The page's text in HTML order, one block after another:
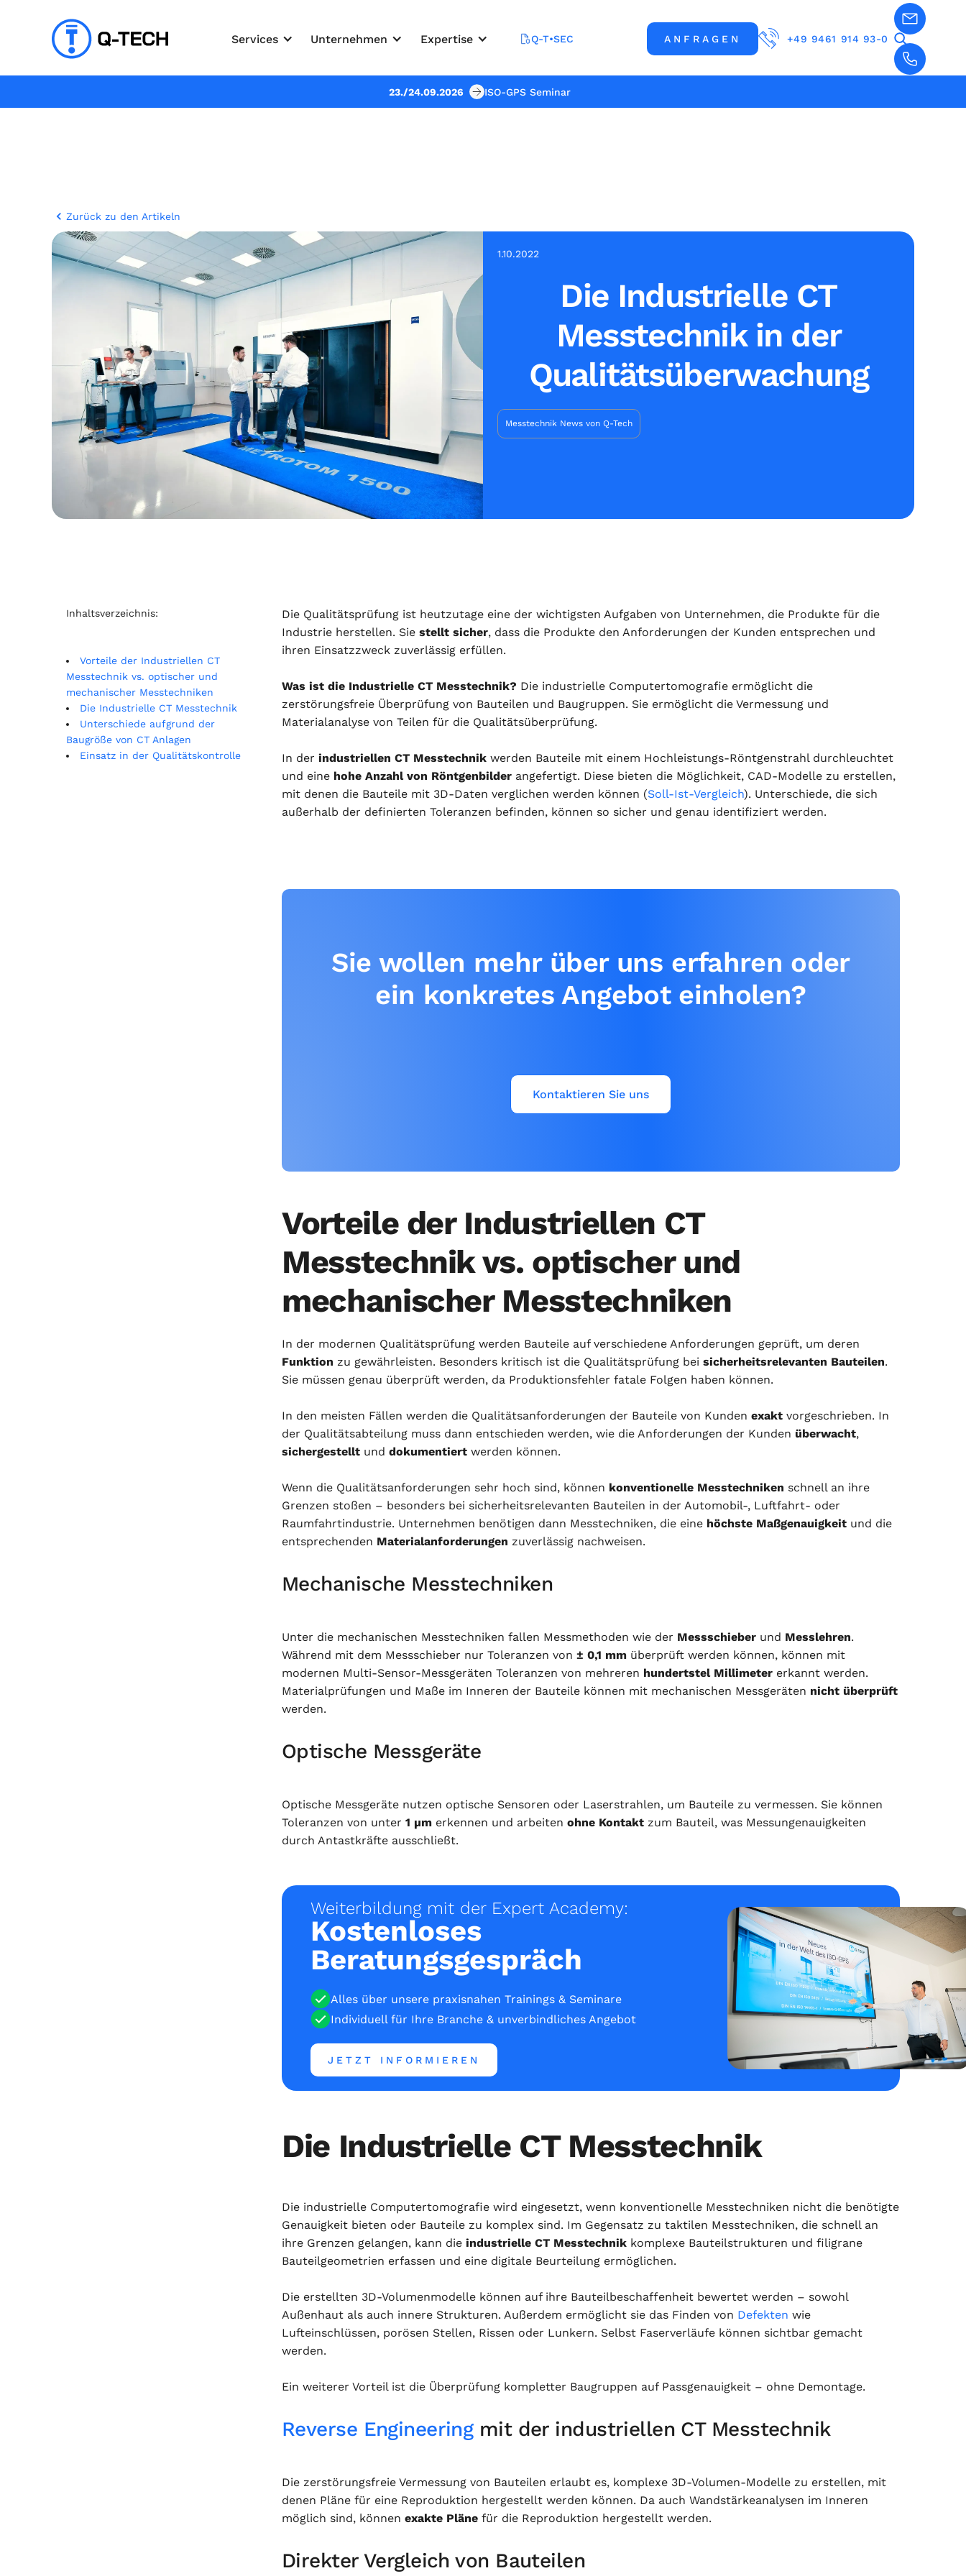
Services Unternehmen Expertise Q-T•SEC ANFRAGEN +49 9461 914 93-0
23./24.09.2026 ISO-GPS Seminar
Zurück zu den Artikeln
1.10.2022
Die Industrielle CT
Messtechnik in der
Qualitätsüberwachung
Messtechnik News von Q-Tech
Inhaltsverzeichnis:
Vorteile der Industriellen CT
Messtechnik vs. optischer und
mechanischer Messtechniken
Die Industrielle CT Messtechnik
Unterschiede aufgrund der
Baugröße von CT Anlagen
Einsatz in der Qualitätskontrolle
Die Qualitätsprüfung ist heutzutage eine der wichtigsten Aufgaben von Unternehmen, die Produkte für die
Industrie herstellen. Sie stellt sicher, dass die Produkte den Anforderungen der Kunden entsprechen und
ihren Einsatzzweck zuverlässig erfüllen.
Was ist die Industrielle CT Messtechnik? Die industrielle Computertomografie ermöglicht die
zerstörungsfreie Überprüfung von Bauteilen und Baugruppen. Sie ermöglicht die Vermessung und
Materialanalyse von Teilen für die Qualitätsüberprüfung.
In der industriellen CT Messtechnik werden Bauteile mit einem Hochleistungs-Röntgenstrahl durchleuchtet
und eine hohe Anzahl von Röntgenbilder angefertigt. Diese bieten die Möglichkeit, CAD-Modelle zu erstellen,
mit denen die Bauteile mit 3D-Daten verglichen werden können (Soll-Ist-Vergleich). Unterschiede, die sich
außerhalb der definierten Toleranzen befinden, können so sicher und genau identifiziert werden.
Sie wollen mehr über uns erfahren oder
ein konkretes Angebot einholen?
Kontaktieren Sie uns
Vorteile der Industriellen CT
Messtechnik vs. optischer und
mechanischer Messtechniken
In der modernen Qualitätsprüfung werden Bauteile auf verschiedene Anforderungen geprüft, um deren
Funktion zu gewährleisten. Besonders kritisch ist die Qualitätsprüfung bei sicherheitsrelevanten Bauteilen.
Sie müssen genau überprüft werden, da Produktionsfehler fatale Folgen haben können.
In den meisten Fällen werden die Qualitätsanforderungen der Bauteile von Kunden exakt vorgeschrieben. In
der Qualitätsabteilung muss dann entschieden werden, wie die Anforderungen der Kunden überwacht,
sichergestellt und dokumentiert werden können.
Wenn die Qualitätsanforderungen sehr hoch sind, können konventionelle Messtechniken schnell an ihre
Grenzen stoßen – besonders bei sicherheitsrelevanten Bauteilen in der Automobil-, Luftfahrt- oder
Raumfahrtindustrie. Unternehmen benötigen dann Messtechniken, die eine höchste Maßgenauigkeit und die
entsprechenden Materialanforderungen zuverlässig nachweisen.
Mechanische Messtechniken
Unter die mechanischen Messtechniken fallen Messmethoden wie der Messschieber und Messlehren.
Während mit dem Messschieber nur Toleranzen von ± 0,1 mm überprüft werden können, können mit
modernen Multi-Sensor-Messgeräten Toleranzen von mehreren hundertstel Millimeter erkannt werden.
Materialprüfungen und Maße im Inneren der Bauteile können mit mechanischen Messgeräten nicht überprüft
werden.
Optische Messgeräte
Optische Messgeräte nutzen optische Sensoren oder Laserstrahlen, um Bauteile zu vermessen. Sie können
Toleranzen von unter 1 µm erkennen und arbeiten ohne Kontakt zum Bauteil, was Messungenauigkeiten
durch Antastkräfte ausschließt.
Weiterbildung mit der Expert Academy:
Kostenloses
Beratungsgespräch
Alles über unsere praxisnahen Trainings & Seminare
Individuell für Ihre Branche & unverbindliches Angebot
JETZT INFORMIEREN
Die Industrielle CT Messtechnik
Die industrielle Computertomografie wird eingesetzt, wenn konventionelle Messtechniken nicht die benötigte
Genauigkeit bieten oder Bauteile zu komplex sind. Im Gegensatz zu taktilen Messtechniken, die schnell an
ihre Grenzen gelangen, kann die industrielle CT Messtechnik komplexe Bauteilstrukturen und filigrane
Bauteilgeometrien erfassen und eine digitale Beurteilung ermöglichen.
Die erstellten 3D-Volumenmodelle können auf ihre Bauteilbeschaffenheit bewertet werden – sowohl
Außenhaut als auch innere Strukturen. Außerdem ermöglicht sie das Finden von Defekten wie
Lufteinschlüssen, porösen Stellen, Rissen oder Lunkern. Selbst Faserverläufe können sichtbar gemacht
werden.
Ein weiterer Vorteil ist die Überprüfung kompletter Baugruppen auf Passgenauigkeit – ohne Demontage.
Reverse Engineeringmit der industriellen CT Messtechnik
Die zerstörungsfreie Vermessung von Bauteilen erlaubt es, komplexe 3D-Volumen-Modelle zu erstellen, mit
denen Pläne für eine Reproduktion hergestellt werden können. Da auch Wandstärkeanalysen im Inneren
möglich sind, können exakte Pläne für die Reproduktion hergestellt werden.
Direkter Vergleich von Bauteilen